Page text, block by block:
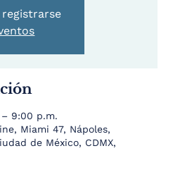
registrarse
9:00 p.m.
Miami 47, Nápoles,
de México, CDMX,